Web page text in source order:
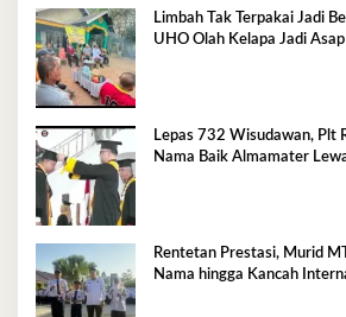
Limbah Tak Terpakai Jadi
UHO Olah Kelapa Jadi
Lepas 732 Wisudawan, Plt
Nama Baik Almamater
Rentetan Prestasi, Murid
Nama hingga Kancah